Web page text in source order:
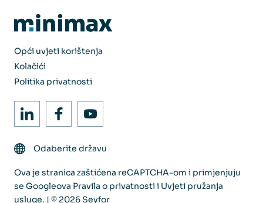
Opći uvjeti korištenja
Kolačići
Politika privatnosti
Odaberite državu
Ova je stranica zaštićena reCAPTCHA-om i primjenjuju
se Googleova Pravila o privatnosti i Uvjeti pružanja
usluge. | © 2026 Seyfor